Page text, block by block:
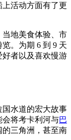
活动方面有了更
地美食体验、市
。为期 6 到 9 天
者以及喜欢慢游
水道的宏大故事
将考卡利河与巴
三角洲，甚至南